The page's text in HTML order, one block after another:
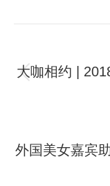
章
大咖相约 |
外国美女嘉宾